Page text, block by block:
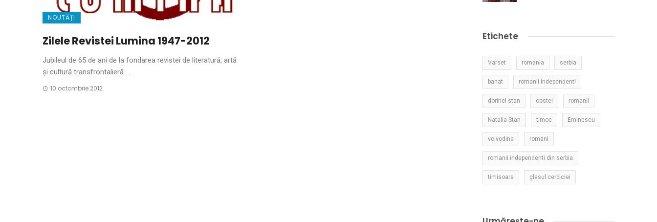
NOUTĂȚI
Zilele Revistei Lumina 1947-2012
Jubileul de 65 de ani de la fondarea revistei de literatură, artă
și cultură transfrontalieră ...
10 octombrie 2012
Etichete
Varset romania serbia
banat romanii independenti
dorinel stan costei romanii
Natalia Stan timoc Eminescu
voivodina romani
romanii independenti din serbia
timisoara glasul cerbiciei